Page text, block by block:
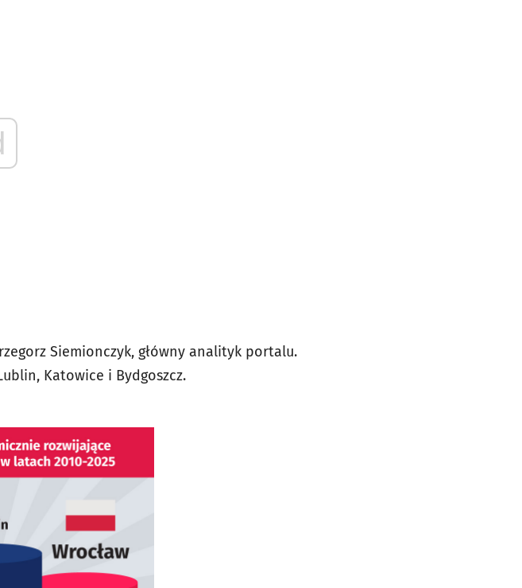
Siemionczyk, główny analityk portalu.
Katowice i Bydgoszcz.